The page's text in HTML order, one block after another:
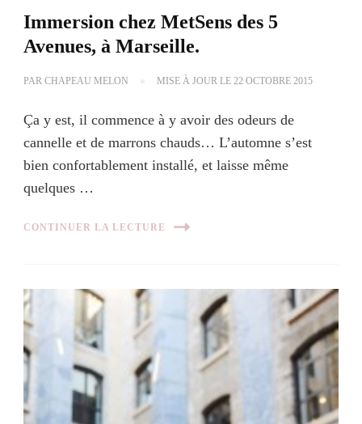
Immersion chez MetSens des 5
Avenues, à Marseille.
PAR CHAPEAU MELON MISE À JOUR LE 22 OCTOBRE 2015
Ça y est, il commence à y avoir des odeurs de
cannelle et de marrons chauds… L’automne s’est
bien confortablement installé, et laisse même
quelques …
CONTINUER LA LECTURE